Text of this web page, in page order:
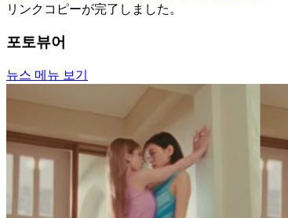
リンクコピーが完了しました。
포토뷰어
뉴스 메뉴 보기